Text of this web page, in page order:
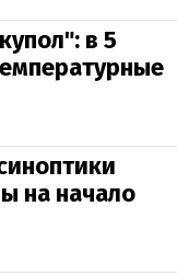
в 5
на начало